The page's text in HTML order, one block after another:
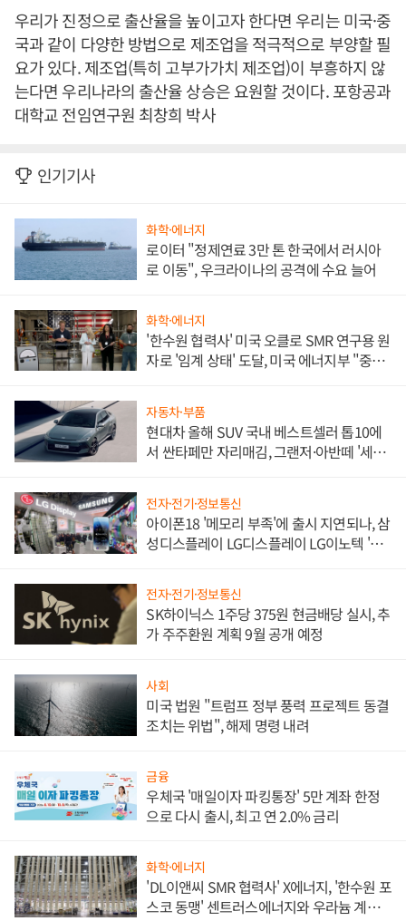
우리가 진정으로 출산율을 높이고자 한다면 우리는 미국·중
국과 같이 다양한 방법으로 제조업을 적극적으로 부양할 필
요가 있다. 제조업(특히 고부가가치 제조업)이 부흥하지 않
는다면 우리나라의 출산율 상승은 요원할 것이다. 포항공과
대학교 전임연구원 최창희 박사
인기기사
화학·에너지
로이터 "정제연료 3만 톤 한국에서 러시아
로 이동", 우크라이나의 공격에 수요 늘어
화학·에너지
'한수원 협력사' 미국 오클로 SMR 연구용 원
자로 '임계 상태' 도달, 미국 에너지부 "중요
자동차·부품
현대차 올해 SUV 국내 베스트셀러 톱10에
서 싼타페만 자리매김, 그랜저·아반떼 '세단
전자·전기·정보통신
아이폰18 '메모리 부족'에 출시 지연되나, 삼
성디스플레이 LG디스플레이 LG이노텍 '탈
전자·전기·정보통신
SK하이닉스 1주당 375원 현금배당 실시, 추
가 주주환원 계획 9월 공개 예정
사회
미국 법원 "트럼프 정부 풍력 프로젝트 동결
조치는 위법", 해제 명령 내려
금융
우체국 '매일이자 파킹통장' 5만 계좌 한정
으로 다시 출시, 최고 연 2.0% 금리
화학·에너지
'DL이앤씨 SMR 협력사' X에너지, '한수원 포
스코 동맹' 센트러스에너지와 우라늄 계약